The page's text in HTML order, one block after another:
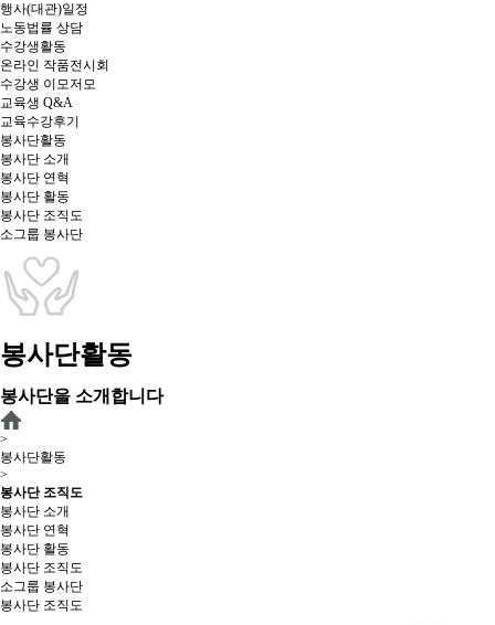
행사(대관)일정
노동법률 상담
수강생활동
온라인 작품전시회
수강생 이모저모
교육생 Q&A
교육수강후기
봉사단활동
봉사단 소개
봉사단 연혁
봉사단 활동
봉사단 조직도
소그룹 봉사단
봉사단활동
봉사단을 소개합니다
>
봉사단활동
>
봉사단 조직도
봉사단 소개
봉사단 연혁
봉사단 활동
봉사단 조직도
소그룹 봉사단
봉사단 조직도